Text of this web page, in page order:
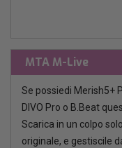
MTA M-Live
Se possiedi Merish5+
DIVO Pro o B.Beat
Scarica in un colpo
originale, e gestiscile